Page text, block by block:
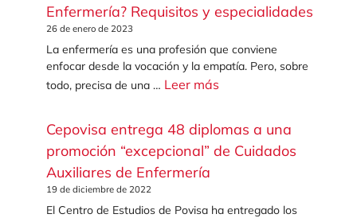
Enfermería? Requisitos y especialidades
26 de enero de 2023
La enfermería es una profesión que conviene
enfocar desde la vocación y la empatía. Pero, sobre
todo, precisa de una … Leer más
Cepovisa entrega 48 diplomas a una
promoción “excepcional” de Cuidados
Auxiliares de Enfermería
19 de diciembre de 2022
El Centro de Estudios de Povisa ha entregado los